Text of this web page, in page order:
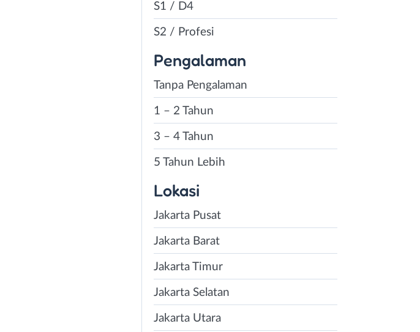
S1 / D4
S2 / Profesi
Pengalaman
Tanpa Pengalaman
1 – 2 Tahun
3 – 4 Tahun
5 Tahun Lebih
Lokasi
Jakarta Pusat
Jakarta Barat
Jakarta Timur
Jakarta Selatan
Jakarta Utara